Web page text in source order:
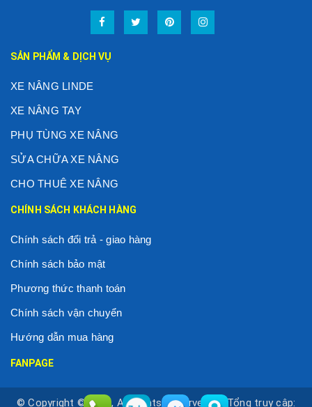
SẢN PHẨM & DỊCH VỤ
XE NÂNG LINDE
XE NÂNG TAY
PHỤ TÙNG XE NÂNG
SỬA CHỮA XE NÂNG
CHO THUÊ XE NÂNG
CHÍNH SÁCH KHÁCH HÀNG
Chính sách đổi trả - giao hàng
Chính sách bảo mật
Phương thức thanh toán
Chính sách vận chuyển
Hướng dẫn mua hàng
FANPAGE
© Copyright © 2020, All Rights Reservered | Tổng truy cập: